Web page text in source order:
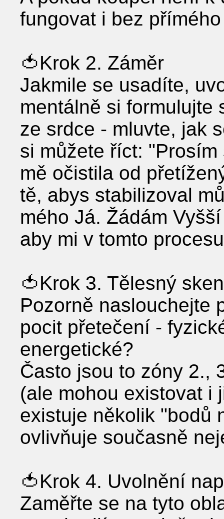
fungovat i bez
🍅Krok 2. Záměr
Jakmile se usadíte,
mentálně si formulujte
ze srdce - mluvte, jak
si můžete říct:
mě očistila od
tě, abys stabilizoval
mého Já. Žádám
aby mi v tomto
🍅Krok 3. Tělesný sken
Pozorně naslouchejte
pocit přetečení -
energetické?
Často jsou to zóny 2.,
(ale mohou existovat i
existuje několik "bodů
ovlivňuje současně
🍅Krok 4. Uvolnění
Zaměřte se na tyto